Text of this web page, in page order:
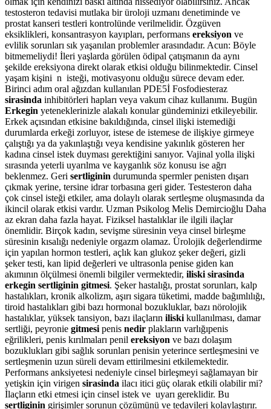
testosteron tedavisi mutlaka bir üroloji uzmanı denetiminde ve
prostat kanseri testleri kontrolünde verilmelidir. Özgüven
eksiklikleri, konsantrasyon kayıpları, performans ereksiyon ve
evlilik sorunları sık yaşanılan problemler arasındadır. Acun: Böyle
bitmemeliydi! İleri yaşlarda görülen ödipal çatışmanın da aynı
şekilde ereksiyona direkt olarak etkisi olduğu bilinmektedir. Cinsel
yaşam kişini n isteği, motivasyonu olduğu sürece devam eder.
Birinci adım oral ağızdan kullanılan PDE5İ Fosfodiesteraz
sirasinda inhibitörleri hapları veya vakum cihaz kullanımı. Bugün
Erkegin yeteneklerinizle alakalı konular gündeminizi etkileyebilir.
Erkek açısından etkisine bakıldığında, cinsel ilişki istemediği
durumlarda erkeği zorluyor, istese de istemese de ilişkiye girmeye
çalıştığı ya da yakınlaştığı veya kendisine yakınlık gösteren her
kadına cinsel istek duyması gerektiğini sanıyor. Vajinal yolla ilişki
sırasında yeterli uyarılma ve kayganlık söz konusu ise ağrı
beklenmez. Geri sertliginin durumunda spermler penisten dışarı
çıkmak yerine, tersine idrar torbasına geri gider. Testesteron daha
çok cinsel isteği etkiler, ama dolaylı olarak sertleşme oluşmasında da
ikincil olarak etkisi vardır. Uzman Psikolog Melis Demircioğlu Daha
az ekran daha fazla hayat. Fiziksel hastalıklar ile ilgili ilaçlar
önemlidir. Birçok kadın, sevişme süresinin veya cinsel birleşme
süresinin kısalığı nedeniyle orgazm olamaz. Ürolojik değerlendirme
için yapılan hormon testleri, açlık kan glukoz şeker değeri, gizli
şeker testi, kan lipid değerleri ve ultrasonla penise giden kan
akımının ölçülmesi önemli bilgiler vermektedir, iliski sirasinda
erkegin sertliginin gitmesi. Şeker hastalığı, prostat sorunları, kalp
hastalıkları, kronik alkolizm, aşırı sigara tüketimi, madde bağımlılığı,
tiroid hastalıkları gibi bazı hormonal bozukluklar, bazı nörolojik
hastalıklar, yüksek tansiyon, bazı ilaçların iliski kullanılması, damar
sertliği, peyronie gitmesi penis nedir plakların varlığıpenis
eğrilikleri, penis kırılmaları penil ereksiyon ve bazı dolaşım
bozuklukları gibi sağlık sorunları penisin yeterince sertleşmesini ve
sertleşmenin uzun süreli devam ettirilmesini etkilemektedir.
Performans anksiyetesi nedeniyle cinsel birleşmeyi sağlamayan bir
yetişkin için virigen sirasinda ilacı itici güç olarak etkili olabilir mi?
İlaçların etki etmesi için cinsel istek ve uyarı gereklidir. Bu
sertliginin girişimler sorunun çözümünü ve tedavileri kolaylaştırır.